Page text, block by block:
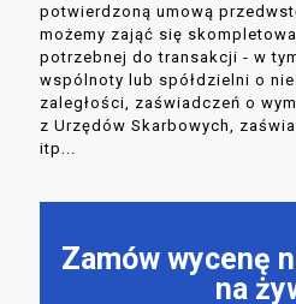
potwierdzoną umową
możemy zająć się
potrzebnej do transakcji - w
wspólnoty lub spółdzielni o
zaległości, zaświadczeń o
z Urzędów Skarbowych,
itp...
Zamów wycenę
na